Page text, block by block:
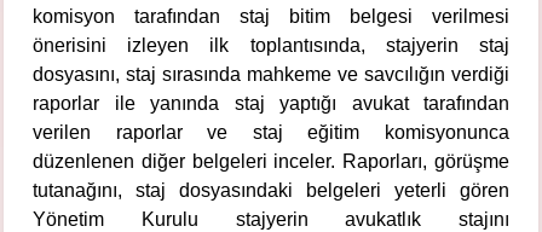
komisyon tarafından staj bitim belgesi verilmesi
önerisini izleyen ilk toplantısında, stajyerin staj
dosyasını, staj sırasında mahkeme ve savcılığın verdiği
raporlar ile yanında staj yaptığı avukat tarafından
verilen raporlar ve staj eğitim komisyonunca
düzenlenen diğer belgeleri inceler. Raporları, görüşme
tutanağını, staj dosyasındaki belgeleri yeterli gören
Yönetim Kurulu stajyerin avukatlık stajını